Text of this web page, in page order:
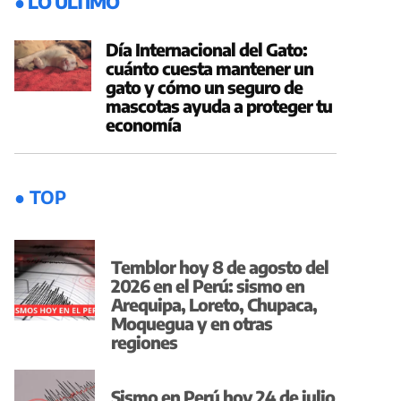
Día Internacional del Gato:
cuánto cuesta mantener un
gato y cómo un seguro de
mascotas ayuda a proteger tu
economía
● TOP
Temblor hoy 8 de agosto del
2026 en el Perú: sismo en
Arequipa, Loreto, Chupaca,
Moquegua y en otras
regiones
Sismo en Perú hoy 24 de julio